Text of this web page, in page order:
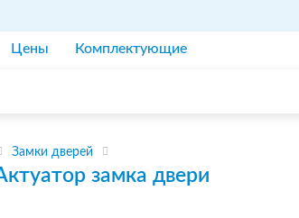
Цены Комплектующие
Замки дверей
замка двери